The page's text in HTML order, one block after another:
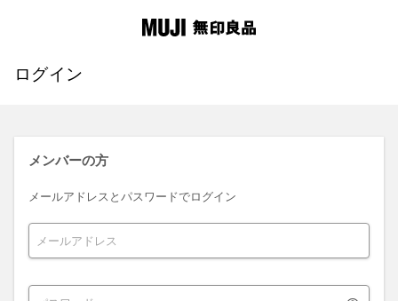
ログイン
メンバーの方
メールアドレスとパスワードでログイン